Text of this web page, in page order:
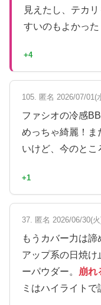
見えたし、テカ
すいのもよかった
+4
105. 匿名 2026/07/01(
ファシオの冷感
めっちゃ綺麗！ま
いけど、今のとこ
+1
37. 匿名 2026/06/30(
もうカバー力は
アップ系の日焼
ーパウダー。
崩れ
ミはハイライト